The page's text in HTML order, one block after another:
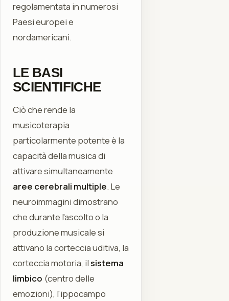
regolamentata in numerosi
Paesi europei e
nordamericani.
LE BASI
SCIENTIFICHE
Ciò che rende la
musicoterapia
particolarmente potente è la
capacità della musica di
attivare simultaneamente
aree cerebrali multiple. Le
neuroimmagini dimostrano
che durante l'ascolto o la
produzione musicale si
attivano la corteccia uditiva, la
corteccia motoria, ilsistema
limbico (centro delle
emozioni), l'ippocampo